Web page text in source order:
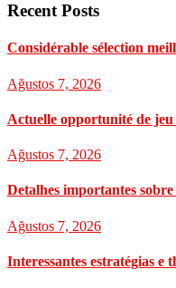
Recent Posts
Considérable sélection
Ağustos 7, 2026
Actuelle opportunité de jeu
Ağustos 7, 2026
Detalhes importantes
Ağustos 7, 2026
Interessantes estratégias e